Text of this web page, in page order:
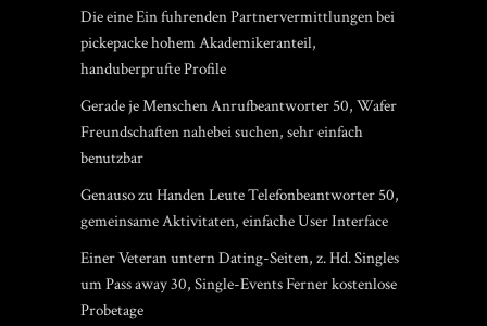
Die eine Ein fuhrenden Partnervermittlungen bei
pickepacke hohem Akademikeranteil,
handuberprufte Profile
Gerade je Menschen Anrufbeantworter 50, Wafer
Freundschaften nahebei suchen, sehr einfach
benutzbar
Genauso zu Handen Leute Telefonbeantworter 50,
gemeinsame Aktivitaten, einfache User Interface
Einer Veteran untern Dating-Seiten, z. Hd. Singles
um Pass away 30, Single-Events Ferner kostenlose
Probetage